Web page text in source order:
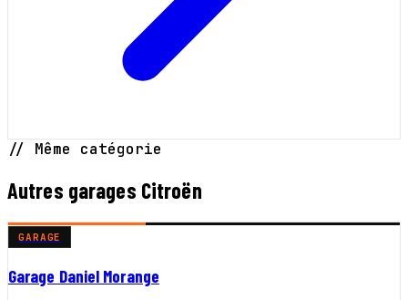
// Même catégorie
Autres garages Citroën
GARAGE
Garage Daniel Morange